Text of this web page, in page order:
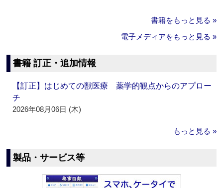
書籍をもっと見る »
電子メディアをもっと見る »
書籍 訂正・追加情報
【訂正】はじめての獣医療 薬学的観点からのアプロー
チ
2026年08月06日 (木)
もっと見る »
製品・サービス等